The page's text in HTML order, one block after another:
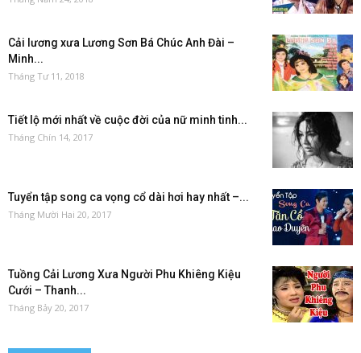
Cải lương xưa Lương Sơn Bá Chúc Anh Đài –
Minh...
Tháng Tư 11, 2018
Tiết lộ mới nhất về cuộc đời của nữ minh tinh...
Tháng Chín 14, 2017
Tuyển tập song ca vọng cổ dài hơi hay nhất –...
Tháng Mười Hai 20, 2017
Tuồng Cải Lương Xưa Người Phu Khiêng Kiệu
Cưới – Thanh...
Tháng Bảy 20, 2017